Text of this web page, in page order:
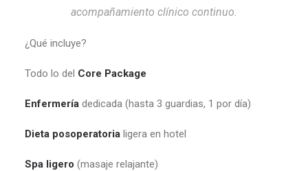
acompañamiento clínico continuo.
¿Qué incluye?
Todo lo del Core Package
Enfermería dedicada (hasta 3 guardias, 1 por día)
Dieta posoperatoria ligera en hotel
Spa ligero (masaje relajante)